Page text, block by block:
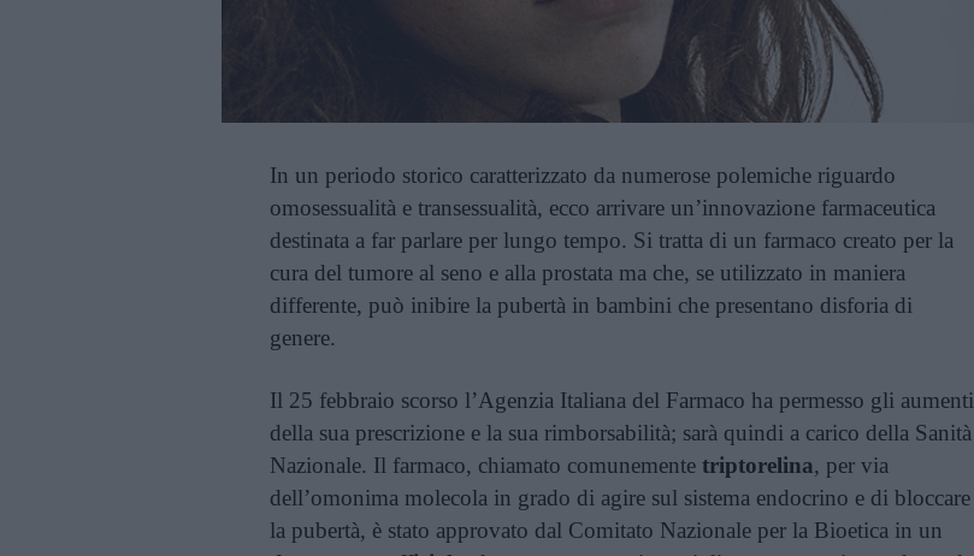
In un periodo storico caratterizzato da numerose polemiche riguardo
omosessualità e transessualità, ecco arrivare un’innovazione farmaceutica
destinata a far parlare per lungo tempo. Si tratta di un farmaco creato per la
cura del tumore al seno e alla prostata ma che, se utilizzato in maniera
differente, può inibire la pubertà in bambini che presentano disforia di
genere.
Il 25 febbraio scorso l’Agenzia Italiana del Farmaco ha permesso gli aumenti
della sua prescrizione e la sua rimborsabilità; sarà quindi a carico della Sanità
Nazionale. Il farmaco, chiamato comunemente triptorelina, per via
dell’omonima molecola in grado di agire sul sistema endocrino e di bloccare
la pubertà, è stato approvato dal Comitato Nazionale per la Bioetica in un